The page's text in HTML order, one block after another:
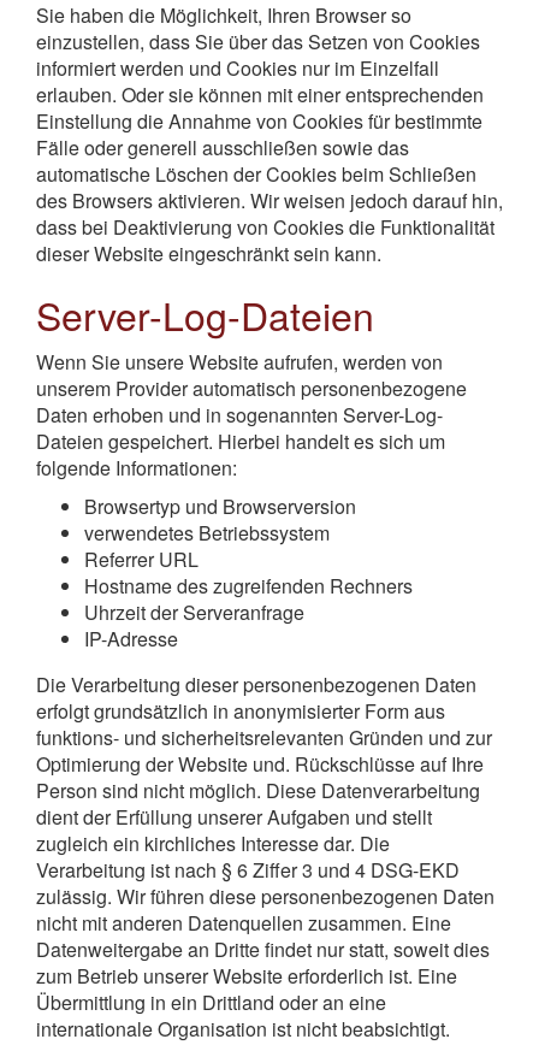
Sie haben die Möglichkeit, Ihren Browser so
einzustellen, dass Sie über das Setzen von Cookies
informiert werden und Cookies nur im Einzelfall
erlauben. Oder sie können mit einer entsprechenden
Einstellung die Annahme von Cookies für bestimmte
Fälle oder generell ausschließen sowie das
automatische Löschen der Cookies beim Schließen
des Browsers aktivieren. Wir weisen jedoch darauf hin,
dass bei Deaktivierung von Cookies die Funktionalität
dieser Website eingeschränkt sein kann.
Server-Log-Dateien
Wenn Sie unsere Website aufrufen, werden von
unserem Provider automatisch personenbezogene
Daten erhoben und in sogenannten Server-Log-
Dateien gespeichert. Hierbei handelt es sich um
folgende Informationen:
Browsertyp und Browserversion
verwendetes Betriebssystem
Referrer URL
Hostname des zugreifenden Rechners
Uhrzeit der Serveranfrage
IP-Adresse
Die Verarbeitung dieser personenbezogenen Daten
erfolgt grundsätzlich in anonymisierter Form aus
funktions- und sicherheitsrelevanten Gründen und zur
Optimierung der Website und. Rückschlüsse auf Ihre
Person sind nicht möglich. Diese Datenverarbeitung
dient der Erfüllung unserer Aufgaben und stellt
zugleich ein kirchliches Interesse dar. Die
Verarbeitung ist nach § 6 Ziffer 3 und 4 DSG-EKD
zulässig. Wir führen diese personenbezogenen Daten
nicht mit anderen Datenquellen zusammen. Eine
Datenweitergabe an Dritte findet nur statt, soweit dies
zum Betrieb unserer Website erforderlich ist. Eine
Übermittlung in ein Drittland oder an eine
internationale Organisation ist nicht beabsichtigt.